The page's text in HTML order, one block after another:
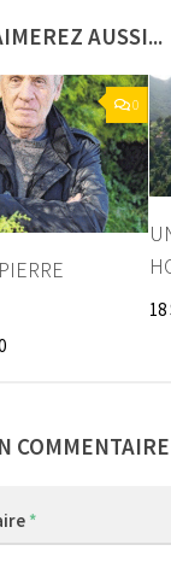
AUSSI...
0
COMMENTAIRE
*